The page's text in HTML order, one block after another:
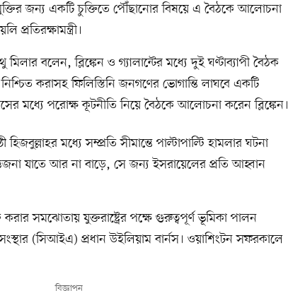
জন্য একটি চুক্তিতে পৌঁছানোর বিষয়ে এ বৈঠকে আলোচনা
প্রতিরক্ষামন্ত্রী।
মিলার বলেন, ব্লিঙ্কেন ও গ্যালান্টের মধ্যে দুই ঘণ্টাব্যাপী বৈঠক
করাসহ ফিলিস্তিনি জনগণের ভোগান্তি লাঘবে একটি
মধ্যে পরোক্ষ কূটনীতি নিয়ে বৈঠকে আলোচনা করেন ব্লিঙ্কেন।
মধ্যে সম্প্রতি সীমান্তে পাল্টাপাল্টি হামলার ঘটনা
যাতে আর না বাড়ে, সে জন্য ইসরায়েলের প্রতি আহ্বান
করার সমঝোতায় যুক্তরাষ্ট্রের পক্ষে গুরুত্বপূর্ণ ভূমিকা পালন
(সিআইএ) প্রধান উইলিয়াম বার্নস। ওয়াশিংটন সফরকালে